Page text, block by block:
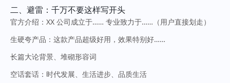
二、避雷：千万不要这样写开头
官方介绍：XX 公司成立于…… 专业致力于……（用户直接划走）
生硬夸产品：这款产品超级好用，效果特别好……
长篇大论背景、堆砌形容词
空话套话：时代发展、生活进步、品质生活